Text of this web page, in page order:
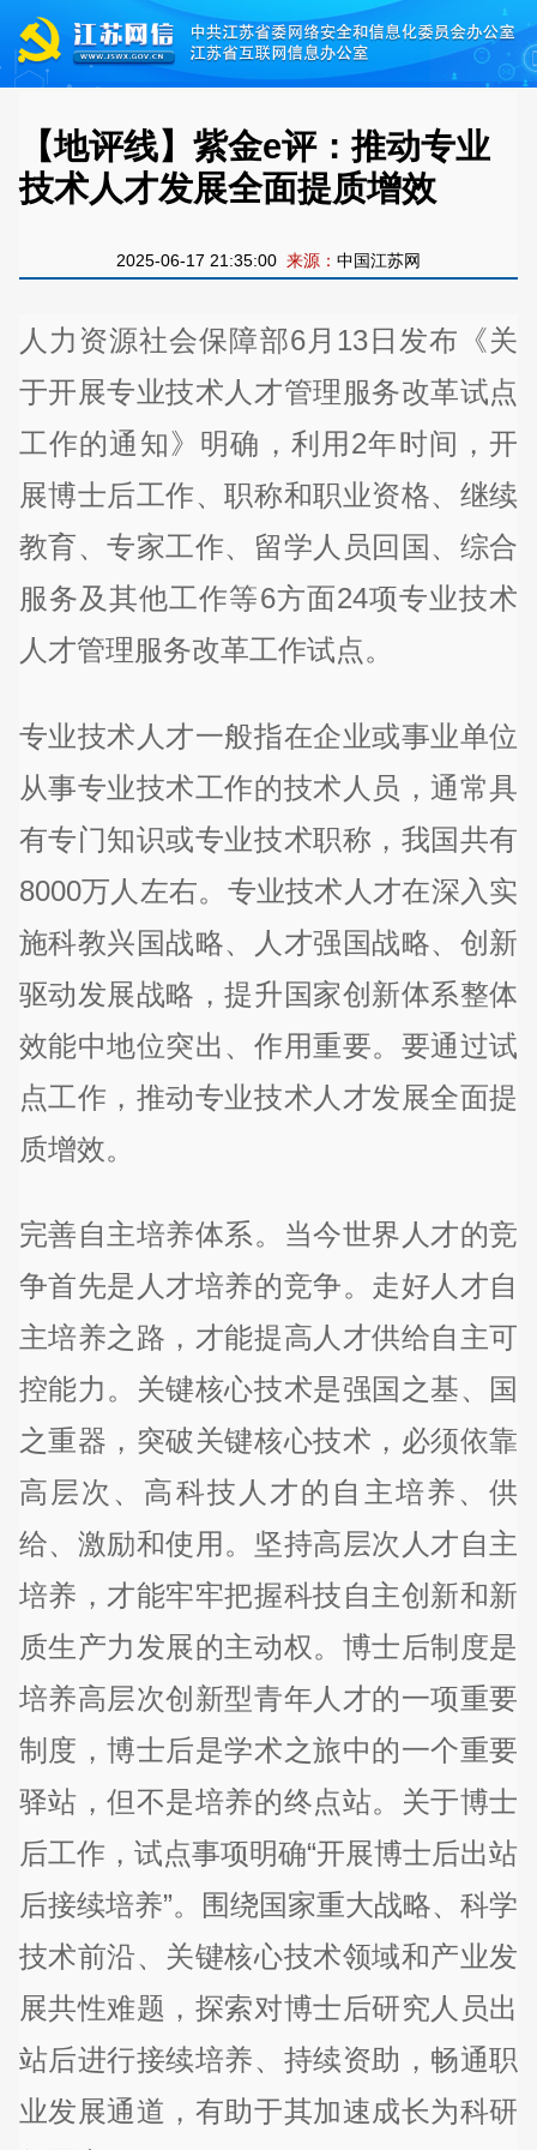
【地评线】紫金e评：推动专业
技术人才发展全面提质增效
2025-06-17 21:35:00 来源： 中国江苏网
人力资源社会保障部6月13日发布《关
于开展专业技术人才管理服务改革试点
工作的通知》明确，利用2年时间，开
展博士后工作、职称和职业资格、继续
教育、专家工作、留学人员回国、综合
服务及其他工作等6方面24项专业技术
人才管理服务改革工作试点。
专业技术人才一般指在企业或事业单位
从事专业技术工作的技术人员，通常具
有专门知识或专业技术职称，我国共有
8000万人左右。专业技术人才在深入实
施科教兴国战略、人才强国战略、创新
驱动发展战略，提升国家创新体系整体
效能中地位突出、作用重要。要通过试
点工作，推动专业技术人才发展全面提
质增效。
完善自主培养体系。当今世界人才的竞
争首先是人才培养的竞争。走好人才自
主培养之路，才能提高人才供给自主可
控能力。关键核心技术是强国之基、国
之重器，突破关键核心技术，必须依靠
高层次、高科技人才的自主培养、供
给、激励和使用。坚持高层次人才自主
培养，才能牢牢把握科技自主创新和新
质生产力发展的主动权。博士后制度是
培养高层次创新型青年人才的一项重要
制度，博士后是学术之旅中的一个重要
驿站，但不是培养的终点站。关于博士
后工作，试点事项明确“开展博士后出站
后接续培养”。围绕国家重大战略、科学
技术前沿、关键核心技术领域和产业发
展共性难题，探索对博士后研究人员出
站后进行接续培养、持续资助，畅通职
业发展通道，有助于其加速成长为科研